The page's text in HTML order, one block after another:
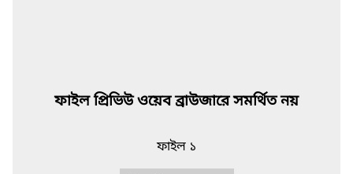
ফাইল প্রিভিউ ওয়েব ব্রাউজারে সমর্থিত নয়
ফাইল ১